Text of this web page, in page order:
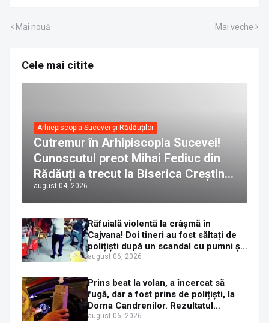
Mai nouă Mai veche
Cele mai citite
Arhiepiscopia Sucevei și Rădăuților
Cutremur în Arhipiscopia Sucevei!
Cunoscutul preot Mihai Fediuc din
Rădăuți a trecut la Biserica Creștină
Ortodoxă Valahă. ÎPS Calinic anunță
că îi pregătește judecata canonică
august 04, 2026
Răfuială violentă la crâșmă în
Cajvana! Doi tineri au fost săltați de
polițiști după un scandal cu pumni și
mașini distruse
august 06, 2026
Prins beat la volan, a încercat să
fugă, dar a fost prins de polițiști, la
Dorna Candrenilor. Rezultatul
etilotestului: 1,59 mg/l alcool pur în
august 06, 2026